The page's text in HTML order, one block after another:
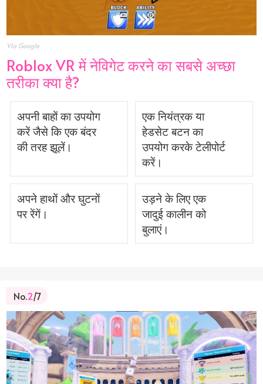
Via Google
Roblox VR में नेविगेट करने का सबसे अच्छा
तरीका क्या है?
अपनी बाहों का उपयोग
करें जैसे कि एक बंदर
की तरह झूलें।
एक नियंत्रक या
हेडसेट बटन का
उपयोग करके टेलीपोर्ट
करें।
अपने हाथों और घुटनों
पर रेंगें।
उड़ने के लिए एक
जादुई कालीन को
बुलाएं।
No.2/7